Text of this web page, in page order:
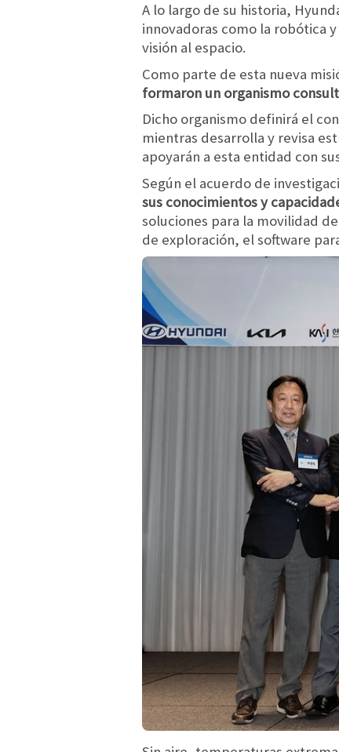
A lo largo de su historia,
innovadoras como la robótica
visión al espacio.
Como parte de esta nueva
formaron un organismo
Dicho organismo definirá el
mientras desarrolla y revisa
apoyarán a esta entidad con
Según el acuerdo de
sus conocimientos y
soluciones para la movilidad
de exploración, el software